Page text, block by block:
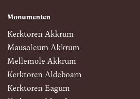
Monumenten
Kerktoren Akkrum
Mausoleum Akkrum
Mellemole Akkrum
Kerktoren Aldeboarn
Kerktoren Eagum